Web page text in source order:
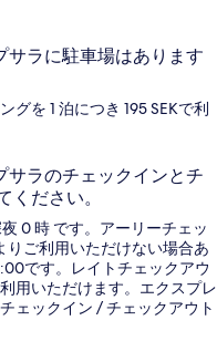
サラに駐車場はあります
グを 1 泊につき 195 SEKで利
サラのチェックインとチ
ください。
0 時 です。アーリーチェッ
りご利用いただけない場合あ
です。レイトチェックアウ
用いただけます。エクスプレ
ェックイン / チェックアウト